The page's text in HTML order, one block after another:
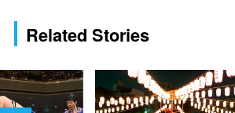
Related Stories